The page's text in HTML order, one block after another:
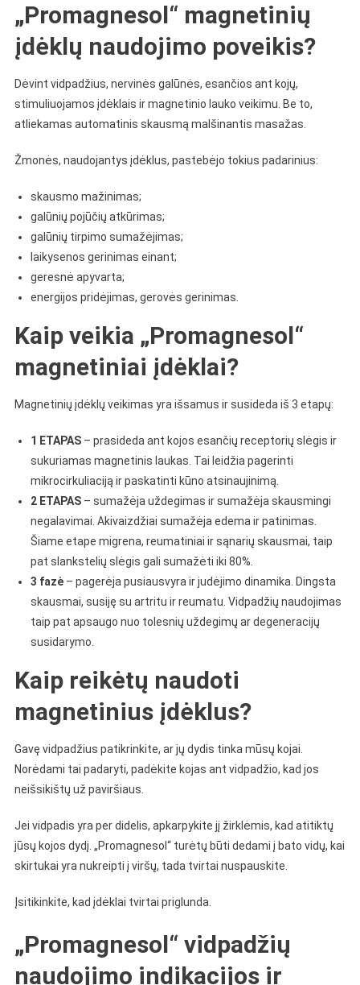
„Promagnesol“ magnetinių
įdėklų naudojimo poveikis?
Dėvint vidpadžius, nervinės galūnės, esančios ant kojų,
stimuliuojamos įdėklais ir magnetinio lauko veikimu. Be to,
atliekamas automatinis skausmą malšinantis masažas.
Žmonės, naudojantys įdėklus, pastebėjo tokius padarinius:
skausmo mažinimas;
galūnių pojūčių atkūrimas;
galūnių tirpimo sumažėjimas;
laikysenos gerinimas einant;
geresnė apyvarta;
energijos pridėjimas, gerovės gerinimas.
Kaip veikia „Promagnesol“
magnetiniai įdėklai?
Magnetinių įdėklų veikimas yra išsamus ir susideda iš 3 etapų:
1 ETAPAS– prasideda ant kojos esančių receptorių slėgis ir
sukuriamas magnetinis laukas. Tai leidžia pagerinti
mikrocirkuliaciją ir paskatinti kūno atsinaujinimą.
2 ETAPAS– sumažėja uždegimas ir sumažėja skausmingi
negalavimai. Akivaizdžiai sumažėja edema ir patinimas.
Šiame etape migrena, reumatiniai ir sąnarių skausmai, taip
pat slankstelių slėgis gali sumažėti iki 80%.
3 fazė– pagerėja pusiausvyra ir judėjimo dinamika. Dingsta
skausmai, susiję su artritu ir reumatu. Vidpadžių naudojimas
taip pat apsaugo nuo tolesnių uždegimų ar degeneracijų
susidarymo.
Kaip reikėtų naudoti
magnetinius įdėklus?
Gavę vidpadžius patikrinkite, ar jų dydis tinka mūsų kojai.
Norėdami tai padaryti, padėkite kojas ant vidpadžio, kad jos
neišsikištų už paviršiaus.
Jei vidpadis yra per didelis, apkarpykite jį žirklėmis, kad atitiktų
jūsų kojos dydį. „Promagnesol“ turėtų būti dedami į bato vidų, kai
skirtukai yra nukreipti į viršų, tada tvirtai nuspauskite.
Įsitikinkite, kad įdėklai tvirtai priglunda.
„Promagnesol“ vidpadžių
naudojimo indikacijos ir